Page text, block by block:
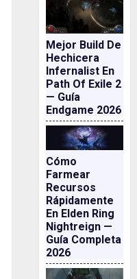
Mejor Build De
Hechicera
Infernalist En
Path Of Exile 2
— Guía
Endgame 2026
Cómo
Farmear
Recursos
Rápidamente
En Elden Ring
Nightreign —
Guía Completa
2026